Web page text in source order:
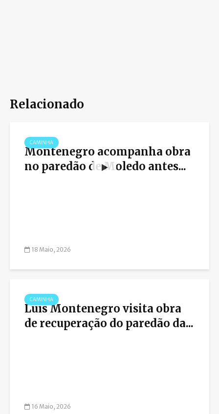
Relacionado
CAMINHA
Montenegro acompanha obra
no paredão de Moledo antes...
18 Maio, 2026
CAMINHA
Luís Montenegro visita obra
de recuperação do paredão da...
16 Maio, 2026